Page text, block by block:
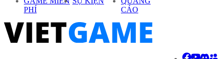
PHÍ
CÁO